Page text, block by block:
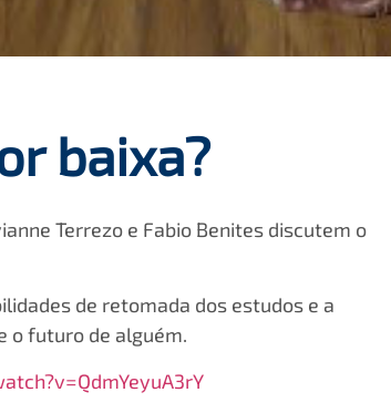
baixa?
Terrezo e Fabio Benites discutem o
de retomada dos estudos e a
o futuro de alguém.